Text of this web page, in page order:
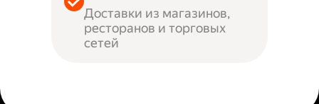
Доставки из магазинов,
ресторанов и торговых
сетей